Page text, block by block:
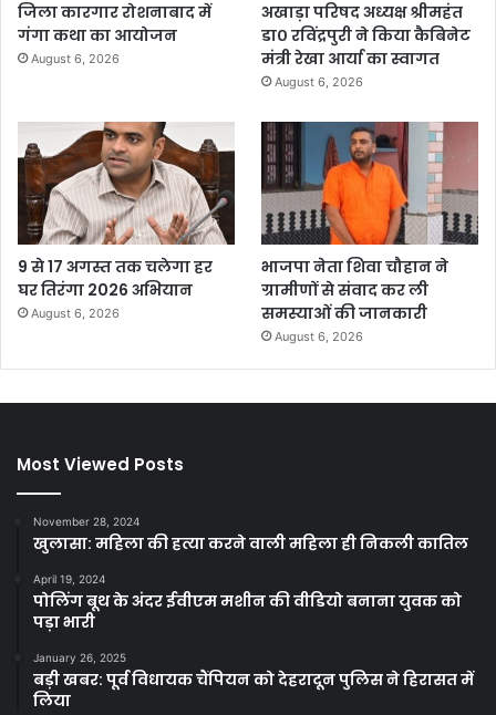
जिला कारगार रोशनाबाद में
गंगा कथा का आयोजन
August 6, 2026
अखाड़ा परिषद अध्यक्ष श्रीमहंत
डा० रविंद्रपुरी ने किया कैबिनेट
मंत्री रेखा आर्या का स्वागत
August 6, 2026
9 से 17 अगस्त तक चलेगा हर
घर तिरंगा 2026 अभियान
August 6, 2026
भाजपा नेता शिवा चौहान ने
ग्रामीणों से संवाद कर ली
समस्याओं की जानकारी
August 6, 2026
Most Viewed Posts
November 28, 2024
खुलासा: महिला की हत्या करने वाली महिला ही निकली कातिल
April 19, 2024
पोलिंग बूथ के अंदर ईवीएम मशीन की वीडियो बनाना युवक को
पड़ा भारी
January 26, 2025
बड़ी खबर: पूर्व विधायक चैंपियन को देहरादून पुलिस ने हिरासत में
लिया